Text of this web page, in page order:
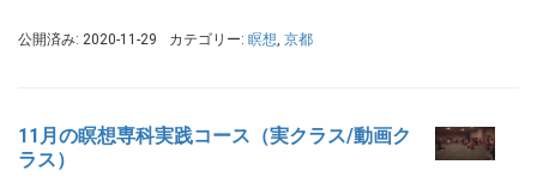
公開済み: 2020-11-29 カテゴリー: 瞑想, 京都
11月の瞑想専科実践コース（実クラス/動画ク
ラス）